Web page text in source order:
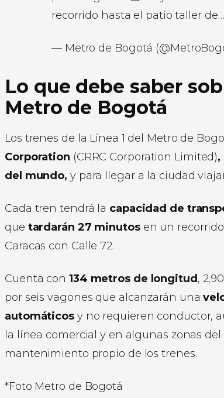
recorrido hasta el patio taller de…
— Metro de Bogotá
Lo que debe saber
Metro de Bogotá
Los trenes de la Línea 1 del Metro de
Corporation (CRRC Corporation Limited),
del mundo, y para llegar a la ciudad
Cada tren tendrá la capacidad de
que tardarán 27 minutosen un recorrido
Caracas con Calle 72.
Cuenta con 134 metros de longitud ,
por seis vagones que alcanzarán una
automáticosy no requieren conductor,
la línea comercial y en algunas zonas
mantenimiento propio de los trenes.
*Foto Metro de Bogotá